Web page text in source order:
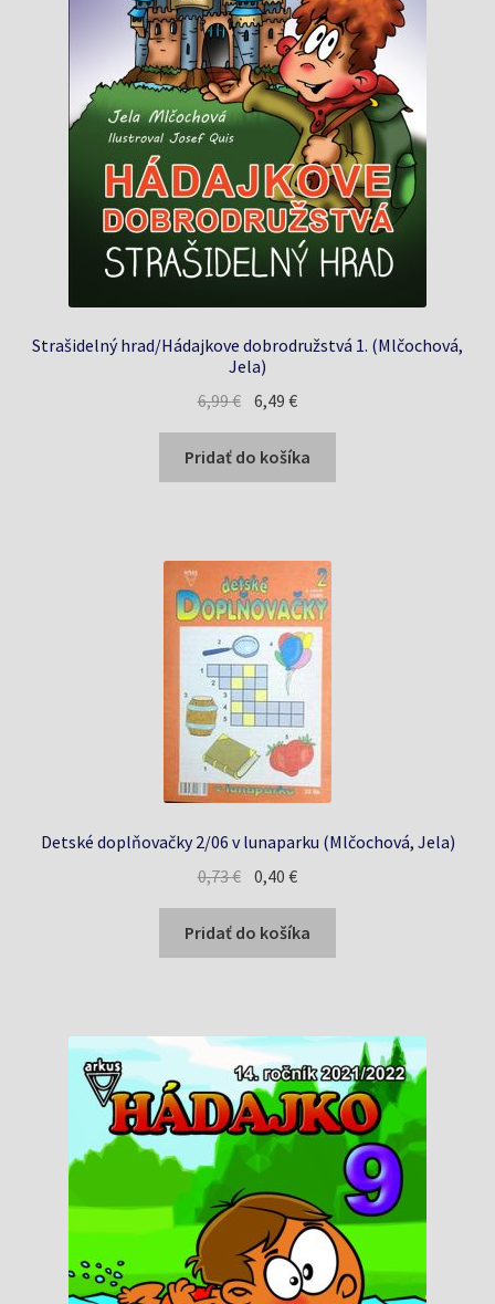
Strašidelný hrad/Hádajkove dobrodružstvá 1. (Mlčochová,
Jela)
6,99€ Pôvodná
cena
bola:
6,99 €.
6,49€Aktuálna
cena
je:
6,49 €.
Pridať do košíka
Detské doplňovačky 2/06 v lunaparku (Mlčochová, Jela)
0,73€ Pôvodná
bola:
0,73 €.
0,40€Aktuálna
je:
0,40 €.
Pridať do košíka